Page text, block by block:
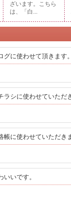
ざいます。こちら
は、「白...
に使わせて頂きます。
シに使わせていただ
に使わせていただき
いです。